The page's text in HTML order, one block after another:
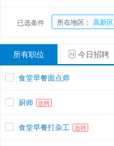
已选条件 所在地区： 高新区
所有职位 今日招聘
食堂早餐面点师
厨师 急聘
食堂早餐打杂工 急聘